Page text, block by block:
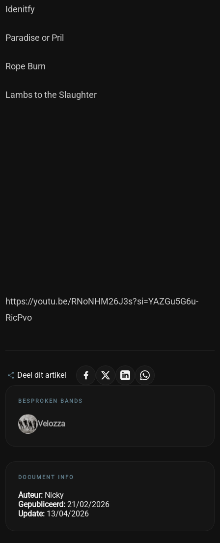
Idenitfy
Paradise or Pril
Rope Burn
Lambs to the Slaughter
https://youtu.be/RNoNHM26J3s?si=YAZGu5G6u-
RicPvo
Deel dit artikel
BESPROKEN BANDS
Velozza
DOCUMENT INFO
Auteur: Nicky
Gepubliceerd: 21/02/2026
Update: 13/04/2026